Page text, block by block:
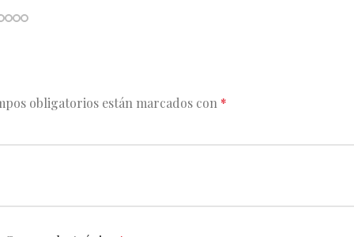
obligatorios están marcados con *